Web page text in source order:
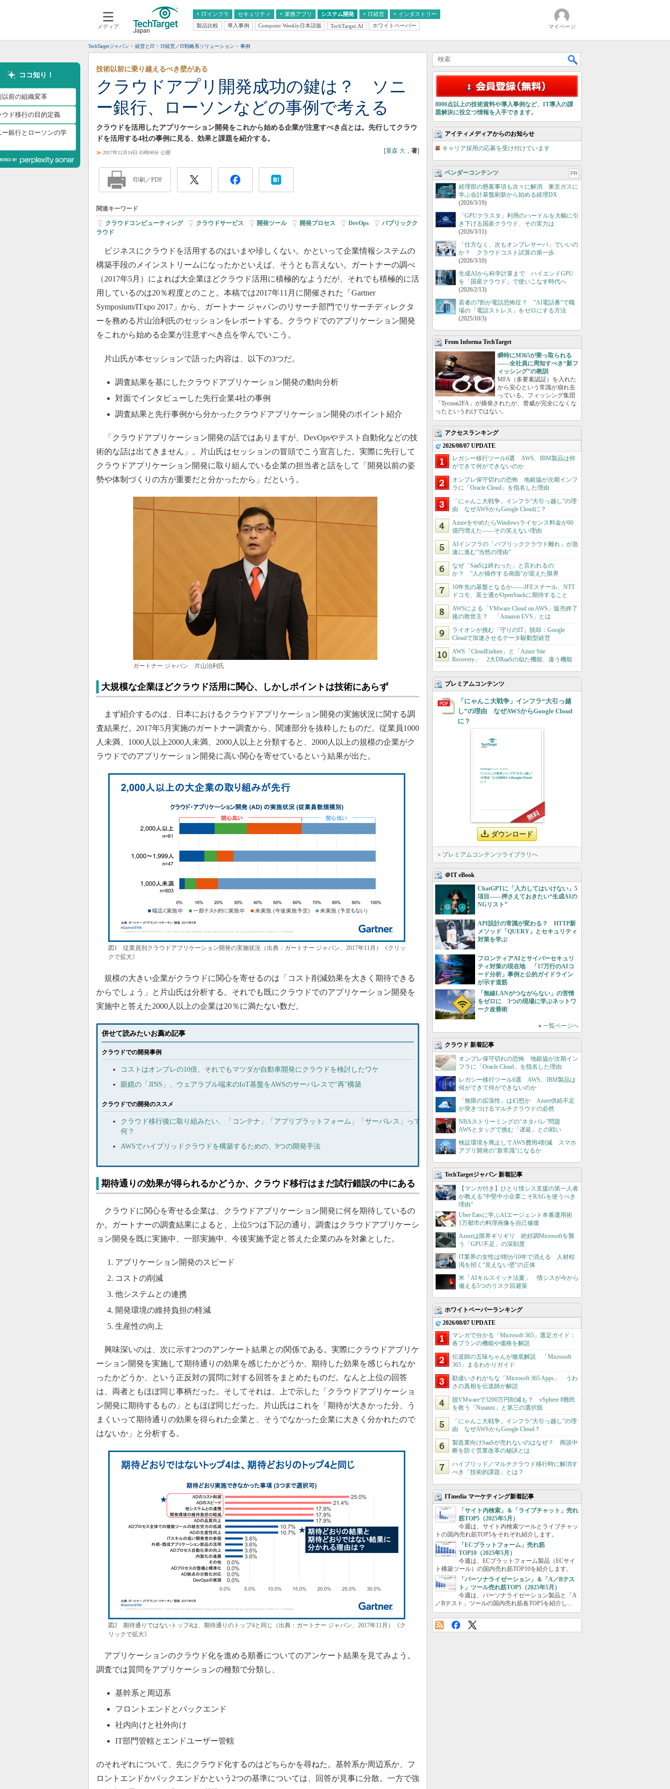
メディア
ITインフラ
クラウド
スマートモバイル
ネットワーク
システム運用管理
セキュリティ 業務アプリ
エンタープライズAI
ERP
CX
情報系システム
システム開発 IT経営
経営とIT
インダストリー
医療IT
製品比較 導入事例 Computer Weekly日本語版 TechTarget.AI ホワイトペーパー マイページ
TechTargetジャパン 経営とIT IT経営／IT戦略系ソリューション 事例
ココ知り！
以前の組織変革
ウド移行の目的定義
ー銀行とローソンの学
クラウドアプリ開発成功の鍵は？ ソニ
ー銀行、ローソンなどの事例で考える
技術以前に乗り越えるべき壁がある
クラウドを活用したアプリケーション開発をこれから始める企業が注意すべき点とは。先行してクラウ
ドを活用する4社の事例に見る、効果と課題を紹介する。
≫ 2017年12月14日 05時00分 公開 [重森 大 ， 著]
印刷／PDF
関連キーワード
クラウドコンピューティング| クラウドサービス 開発ツール| 開発プロセス DevOps
パブリックク
ラウド
ビジネスにクラウドを活用するのはいまや珍しくない。かといって企業情報システムの
構築手段のメインストリームになったかといえば、そうとも言えない。ガートナーの調べ
（2017年5月）によれば大企業ほどクラウド活用に積極的なようだが、それでも積極的に活
用しているのは20％程度とのこと。本稿では2017年11月に開催された「Gartner
Symposium/ITxpo 2017」から、ガートナー ジャパンのリサーチ部門でリサーチディレクタ
ーを務める片山治利氏のセッションをレポートする。クラウドでのアプリケーション開発
をこれから始める企業が注意すべき点を学んでいこう。
片山氏が本セッションで語った内容は、以下の3つだ。
調査結果を基にしたクラウドアプリケーション開発の動向分析
対面でインタビューした先行企業4社の事例
調査結果と先行事例から分かったクラウドアプリケーション開発のポイント紹介
「クラウドアプリケーション開発の話ではありますが、DevOpsやテスト自動化などの技
術的な話は出てきません」。片山氏はセッションの冒頭でこう宣言した。実際に先行して
クラウドアプリケーション開発に取り組んでいる企業の担当者と話をして「開発以前の姿
勢や体制づくりの方が重要だと分かったから」だという。
ガートナー ジャパン 片山治利氏
大規模な企業ほどクラウド活用に関心、しかしポイントは技術にあらず
まず紹介するのは、日本におけるクラウドアプリケーション開発の実施状況に関する調
査結果だ。2017年5月実施のガートナー調査から、関連部分を抜粋したものだ。従業員1000
人未満、1000人以上2000人未満、2000人以上と分類すると、2000人以上の規模の企業がク
ラウドでのアプリケーション開発に高い関心を寄せているという結果が出た。
図1 従業員別クラウドアプリケーション開発の実施状況（出典：ガートナー ジャパン、2017年11月）《クリッ
クで拡大》
規模の大きい企業がクラウドに関心を寄せるのは「コスト削減効果を大きく期待できる
からでしょう」と片山氏は分析する。それでも既にクラウドでのアプリケーション開発を
実施中と答えた2000人以上の企業は20％に満たない数だ。
併せて読みたいお薦め記事
クラウドでの開発事例
コストはオンプレの10倍、それでもマツダが自動車開発にクラウドを検討したワケ
眼鏡の「JINS」、ウェアラブル端末のIoT基盤をAWSのサーバレスで“再”構築
クラウドでの開発のススメ
クラウド移行後に取り組みたい、「コンテナ」「アプリプラットフォーム」「サーバレス」って
何？
AWSでハイブリッドクラウドを構築するための、9つの開発手法
期待通りの効果が得られるかどうか、クラウド移行はまだ試行錯誤の中にある
クラウドに関心を寄せる企業は、クラウドアプリケーション開発に何を期待しているの
か。ガートナーの調査結果によると、上位5つは下記の通り。調査はクラウドアプリケーシ
ョン開発を既に実施中、一部実施中、今後実施予定と答えた企業のみを対象とした。
アプリケーション開発のスピード
コストの削減
他システムとの連携
開発環境の維持負担の軽減
生産性の向上
興味深いのは、次に示す2つのアンケート結果との関係である。実際にクラウドアプリケ
ーション開発を実施して期待通りの効果を感じたかどうか、期待した効果を感じられなか
ったかどうか、という正反対の質問に対する回答をまとめたものだ。なんと上位の回答
は、両者ともほぼ同じ事柄だった。そしてそれは、上で示した「クラウドアプリケーショ
ン開発に期待するもの」ともほぼ同じだった。片山氏はこれを「期待が大きかった分、う
まくいって期待通りの効果を得られた企業と、そうでなかった企業に大きく分かれたので
はないか」と分析する。
図2 期待通りではないトップ4は、期待通りのトップ4と同じ（出典：ガートナー ジャパン、2017年11月）《ク
リックで拡大》
アプリケーションのクラウド化を進める順番についてのアンケート結果を見てみよう。
調査では質問をアプリケーションの種類で分類し、
基幹系と周辺系
フロントエンドとバックエンド
社内向けと社外向け
IT部門管轄とエンドユーザー管轄
のそれぞれについて、先にクラウド化するのはどちらかを尋ねた。基幹系か周辺系か、フ
ロントエンドかバックエンドかという2つの基準については、回答が見事に分散。一方で強
8000点以上の技術資料や導入事例など、IT導入の課
題解決に役立つ情報を入手できます。
アイティメディアからのお知らせ
キャリア採用の応募を受け付けています
ベンダーコンテンツ PR
経理部の懸案事項も次々に解消 東京ガスに
学ぶ会計基盤刷新から始める経理DX
(2026/3/19)
「GPUクラスタ」利用のハードルを大幅に引
き下げる国産クラウド、その実力は
(2026/3/11)
「仕方なく、次もオンプレサーバ」でいいの
か？ クラウドコスト試算の第一歩
(2026/3/10)
生成AIから科学計算まで ハイエンドGPU
を「国産クラウド」で使いこなす時代へ
(2026/2/13)
若者の7割が電話恐怖症？ ”AI電話番”で職
場の「電話ストレス」をゼロにする方法
(2025/10/3)
From Informa TechTarget
瞬時にM365が乗っ取られる
――全社員に周知すべき“新フ
ィッシング”の教訓
MFA（多要素認証）を入れた
から安心という常識が崩れ去
っている。フィッシング集団
「Tycoon2FA」が摘発されたが、脅威が完全になくな
ったというわけではない。
アクセスランキング
2026/08/07 UPDATE
レガシー移行ツール6選 AWS、IBM製品は何
ができて何ができないのか
オンプレ保守切れの恐怖 地銀協が次期インフ
ラに「Oracle Cloud」を指名した理由
「にゃんこ大戦争」インフラ“大引っ越し”の理
由 なぜAWSからGoogle Cloudに？
AzureをやめたらWindowsライセンス料金が60
億円増えた――その笑えない理由
AIインフラの「パブリッククラウド離れ」が急
速に進む“当然の理由”
なぜ「SaaSは終わった」と言われるの
か？ ”人が操作する画面”が迎えた限界
10年先の基盤となるか――JFEスチール、NTT
ドコモ、富士通がOpenStackに期待すること
AWSによる「VMware Cloud on AWS」販売終了
後の救世主？ 「Amazon EVS」とは
ライオンが挑む「守りのIT」脱却：Google
Cloudで加速させるデータ駆動型経営
AWS「CloudEndure」と「Azure Site
Recovery」 2大DRaaSの似た機能、違う機能
プレミアムコンテンツ
「にゃんこ大戦争」インフラ“大引っ越
し”の理由 なぜAWSからGoogle Cloud
に？
ダウンロード
» プレミアムコンテンツライブラリへ
＠IT eBook
ChatGPTに「入力してはいけない」5
項目――押さえておきたい“生成AIの
NGリスト”
API設計の常識が変わる？ HTTP新
メソッド「QUERY」とセキュリティ
対策を学ぶ
フロンティアAIとサイバーセキュリ
ティ対策の現在地 「17万行のAIコ
ード分析」事例と公的ガイドライン
が示す道筋
「無線LANがつながらない」の苦情
をゼロに 3つの現場に学ぶネットワ
ーク改善術
» 一覧ページへ
クラウド 新着記事
オンプレ保守切れの恐怖 地銀協が次期イン
フラに「Oracle Cloud」を指名した理由
レガシー移行ツール6選 AWS、IBM製品は
何ができて何ができないのか
「無限の拡張性」は幻想か Azure供給不足
が突きつけるマルチクラウドの必然
NBAストリーミングの“ネタバレ”問題
AWSとタッグで挑む「遅延」との戦い
検証環境を廃止してAWS費用4割減 スマホ
アプリ開発の"新常識"になるか
TechTargetジャパン 新着記事
【マンガ付き】ひとり情シス支援の第一人者
が教える”中堅中小企業こそRAGを使うべき
理由”
Uber Eatsに学ぶAIエージェント本番運用術
1万都市の料理画像を自己修復
Azureは限界ギリギリ 絶好調Microsoftを襲
う「GPU不足」の深刻度
IT業界の女性は9割が10年で消える 人材枯
渇を招く“見えない壁”の正体
米「AIキルスイッチ法案」 情シスが今から
備える5つのリスク回避策
ホワイトペーパーランキング
2026/08/07 UPDATE
マンガで分かる「Microsoft 365」選定ガイド：
各プランの機能や価格を解説
伝道師の五味ちゃんが徹底解説 「Microsoft
365」まるわかりガイド
勘違いされがちな「Microsoft 365 Apps」 うわ
さの真相を伝道師が解説
脱VMwareで3200万円削減も？ vSphere 8難民
を救う「Nutanix」と第三の選択肢
「にゃんこ大戦争」インフラ“大引っ越し”の理
由 なぜAWSからGoogle Cloud？
製造業向けSaaSが売れないのはなぜ？ 商談中
断を防ぐ営業改革の秘訣とは
ハイブリッド／マルチクラウド移行時に解消す
べき「技術的課題」とは？
ITmedia マーケティング新着記事
「サイト内検索」＆「ライブチャット」売れ
筋TOP5（2025年5月）
今週は、サイト内検索ツールとライブチャッ
トの国内売れ筋TOP5をそれぞれ紹介します。
「ECプラットフォーム」売れ筋
TOP10（2025年5月）
今週は、ECプラットフォーム製品（ECサイ
ト構築ツール）の国内売れ筋TOP10を紹介します。
「パーソナライゼーション」＆「A／Bテス
ト」ツール売れ筋TOP5（2025年5月）
今週は、パーソナライゼーション製品と「A
／Bテスト」ツールの国内売れ筋各TOP5を紹介し...